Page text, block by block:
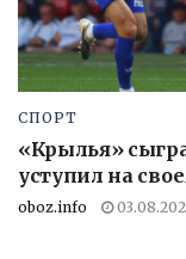
СПОРТ
«Крылья»
уступил на
oboz.info